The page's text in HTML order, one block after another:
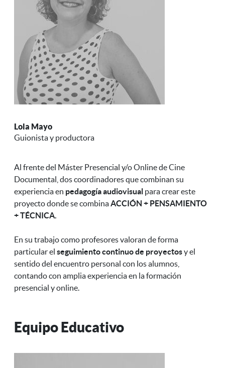
Lola Mayo
Guionista y productora
Al frente del Máster Presencial y/o Online de Cine
Documental, dos coordinadores que combinan su
experiencia en pedagogía audiovisualpara crear este
proyecto donde se combinaACCIÓN + PENSAMIENTO
+ TÉCNICA.
En su trabajo como profesores valoran de forma
particular el seguimiento continuo de proyectosy el
sentido del encuentro personal con los alumnos,
contando con amplia experiencia en la formación
presencial y online.
Equipo Educativo